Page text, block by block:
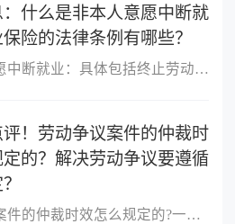
什么是非本人意愿中断就
险的法律条例有哪些？
非本人意愿中断就业：具体包括终止劳动合同的;被用人单位解除劳动合
！劳动争议案件的仲裁时
的？解决劳动争议要遵循
劳动争议案件的仲裁时效怎么规定的?一、劳动争议仲裁时效相关规定之